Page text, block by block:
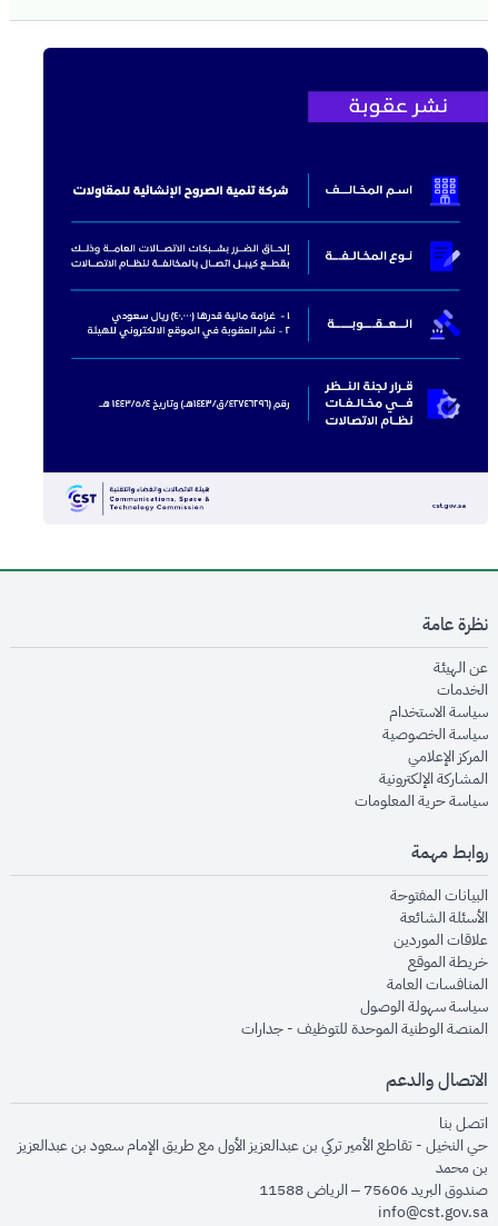
نظرة عامة
عن الهيئةopens in new window
الخدماتopens in new window
سياسة الاستخدام
سياسة الخصوصيةopens in new window
المركز الإعلاميopens in new window
المشاركة الإلكترونيةopens in new window
سياسة حرية المعلوماتopens in new window
روابط مهمة
البيانات المفتوحةopens in new window
الأسئلة الشائعةopens in new window
علاقات الموردينopens in new window
خريطة الموقعopens in new window
المنافسات العامةopens in new window
سياسة سهولة الوصولopens in new window
المنصة الوطنية الموحدة للتوظيف - جداراتopens in new window
الاتصال والدعم
اتصل بنا
حي النخيل - تقاطع الأمير تركي بن عبدالعزيز الأول مع طريق الإمام سعود بن عبدالعزيز
بن محمد
صندوق البريد 75606 – الرياض 11588
info@cst.gov.sa